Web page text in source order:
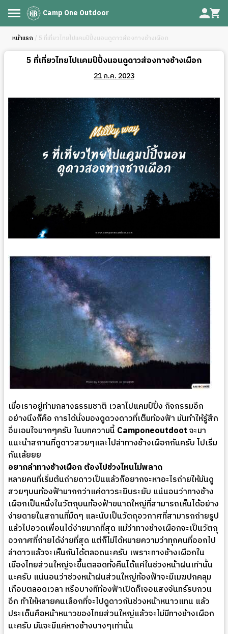
Camp One Outdoor
หน้าแรก / 5 ที่เที่ยวไทยไปแคมป์ปิ้งนอนดูดาวส่องทางช้างเผือก
5 ที่เที่ยวไทยไปแคมป์ปิ้งนอนดูดาวส่องทางช้างเผือก
21 ก.ค. 2023
เมื่อเราอยู่ท่ามกลางธรรมชาติ เวลาไปแคมป์ปิ้ง กิจกรรมอีก
อย่างนึงก็คือ การได้นั่งมองดูดวงดาวที่เต็มท้องฟ้า มันทำให้รู้สึก
อิ่มเอมใจมากๆครับ ในบทความนี้Camponeoutdootจะมา
แนะนำสถานที่ดูดาวสวยๆและไปล่าทางช้างเผือกกันครับ ไปเริ่ม
กันเล้ยยย
อยากล่าทางช้างเผือก ต้องไปช่วงไหนไม่พลาด
หลายคนที่เริ่มต้นถ่ายดาวเป็นแล้วก็อยากจะหาอะไรถ่ายให้มันดู
สวยๆบนท้องฟ้ามากกว่าแค่ดาวระยิบระยับ แน่นอนว่าทางช้าง
เผือกเป็นหนึ่งในวัตถุบนท้องฟ้าขนาดใหญ่ที่สามารถเห็นได้อย่าง
ง่ายดายในสถานที่มืดๆ และนับเป็นวัตถุอวกาศที่สามารถถ่ายรูป
แล้วไปอวดเพื่อนได้ง่ายมากที่สุด แม้ว่าทางช้างเผือกจะเป็นวัตถุ
อวกาศที่ถ่ายได้ง่ายที่สุด แต่ก็ไม่ได้หมายความว่าทุกคนที่ออกไป
ล่าดาวแล้วจะเห็นกันได้ตลอดนะครับ เพราะทางช้างเผือกใน
เมืองไทยส่วนใหญ่จะขึ้นตลอดทั้งคืนได้แค่ในช่วงหน้าฝนเท่านั้น
นะครับ แน่นอนว่าช่วงหน้าฝนส่วนใหญ่ท้องฟ้าจะมีเมฆปกคลุม
เกือบตลอดเวลา หรือบางทีท้องฟ้าเปิดก็เจอแสงจันทร์รบกวน
อีก ทำให้หลายคนเลือกที่จะไปดูดาวกันช่วงหน้าหนาวแทน แล้ว
ประเด็นคือหน้าหนาวของไทยส่วนใหญ่แล้วจะไม่มีทางช้างเผือก
นะครับ มันจะมีแค่หางช้างบางๆเท่านั้น